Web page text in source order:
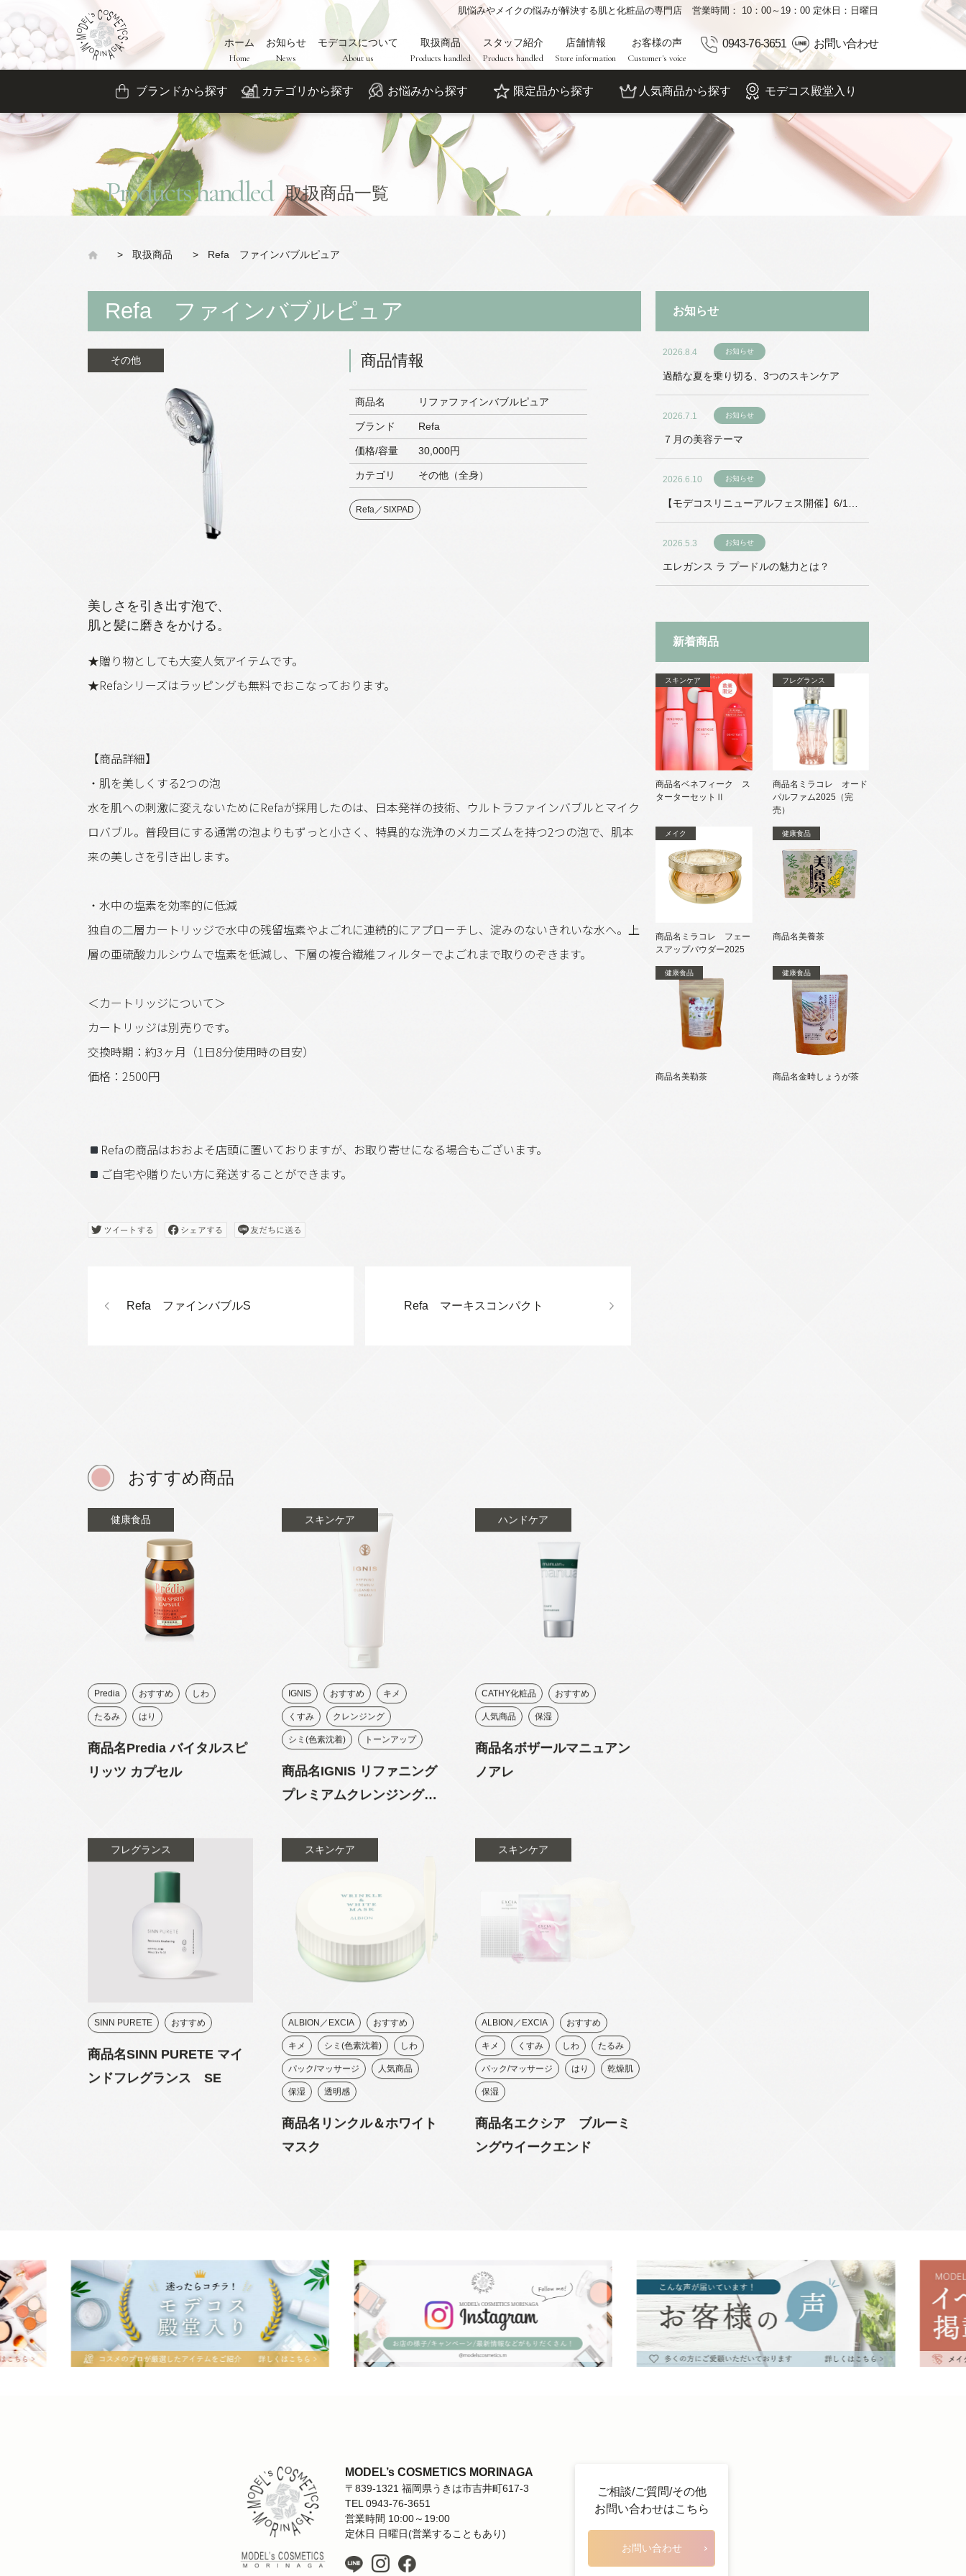
肌悩みやメイクの悩みが解決する肌と化粧品の専門店 営業時間： 10：00～19：00 定休日：日曜日
ホーム
Home
お知らせ
News
モデコスについて
About us
取扱商品
Products handled
スタッフ紹介
Products handled
店舗情報
Store information
お客様の声
Customer's voice
0943-76-3651 お問い合わせ
ブランドから探す カテゴリから探す お悩みから探す 限定品から探す 人気商品から探す モデコス殿堂入り
Products handled 取扱商品一覧
> 取扱商品 > Refa ファインバブルピュア
Refa ファインバブルピュア
その他 商品情報
商品名 リファファインバブルピュア
ブランド Refa
価格/容量 30,000円
カテゴリ その他（全身）
Refa／SIXPAD
美しさを引き出す泡で、
肌と髪に磨きをかける。
★贈り物としても大変人気アイテムです。
★Refaシリーズはラッピングも無料でおこなっております。
【商品詳細】
・肌を美しくする2つの泡
水を肌への刺激に変えないためにRefaが採用したのは、日本発祥の技術、ウルトラファインバブルとマイク
ロバブル。普段目にする通常の泡よりもずっと小さく、特異的な洗浄のメカニズムを持つ2つの泡で、肌本
来の美しさを引き出します。
・水中の塩素を効率的に低減
独自の二層カートリッジで水中の残留塩素やよごれに連続的にアプローチし、淀みのないきれいな水へ。上
層の亜硫酸カルシウムで塩素を低減し、下層の複合繊維フィルターでよごれまで取りのぞきます。
＜カートリッジについて＞
カートリッジは別売りです。
交換時期：約3ヶ月（1日8分使用時の目安）
価格：2500円
Refaの商品はおおよそ店頭に置いておりますが、お取り寄せになる場合もございます。
ご自宅や贈りたい方に発送することができます。
Refa ファインバブルS Refa マーキスコンパクト
おすすめ商品
健康食品
Predia おすすめ しわ
たるみ はり
商品名Predia バイタルスピ
リッツ カプセル
スキンケア
IGNIS おすすめ キメ
くすみ クレンジング
シミ(色素沈着) トーンアップ
商品名IGNIS リファニング
プレミアムクレンジングク
ハンドケア
CATHY化粧品 おすすめ
人気商品 保湿
商品名ボザールマニュアン
ノアレ
フレグランス
SINN PURETE おすすめ
商品名SINN PURETE マイ
ンドフレグランス SE
スキンケア
ALBION／EXCIA おすすめ
キメ シミ(色素沈着) しわ
パック/マッサージ 人気商品
保湿 透明感
商品名リンクル＆ホワイト
マスク
スキンケア
ALBION／EXCIA おすすめ
キメ くすみ しわ たるみ
パック/マッサージ はり 乾燥肌
保湿
商品名エクシア ブルーミ
ングウイークエンド
お知らせ
2026.8.4 お知らせ
過酷な夏を乗り切る、3つのスキンケア
2026.7.1 お知らせ
７月の美容テーマ
2026.6.10 お知らせ
【モデコスリニューアルフェス開催】6/18
2026.5.3 お知らせ
エレガンス ラ プードルの魅力とは？
新着商品
スキンケア
商品名ベネフィーク ス
ターターセットⅡ
フレグランス
商品名ミラコレ オード
パルファム2025（完
売）
メイク
商品名ミラコレ フェー
スアップパウダー2025
健康食品
商品名美養茶
健康食品
商品名美勒茶
健康食品
商品名金時しょうが茶
MODEL’s COSMETICS MORINAGA
〒839-1321 福岡県うきは市吉井町617-3
TEL 0943-76-3651
営業時間 10:00～19:00
定休日 日曜日(営業することもあり)
ご相談/ご質問/その他
お問い合わせはこちら
お問い合わせ